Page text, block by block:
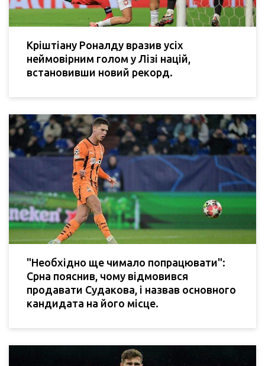
Кріштіану Роналду вразив усіх
неймовірним голом у Лізі націй,
встановивши новий рекорд.
"Необхідно ще чимало попрацювати":
Срна пояснив, чому відмовився
продавати Судакова, і назвав основного
кандидата на його місце.